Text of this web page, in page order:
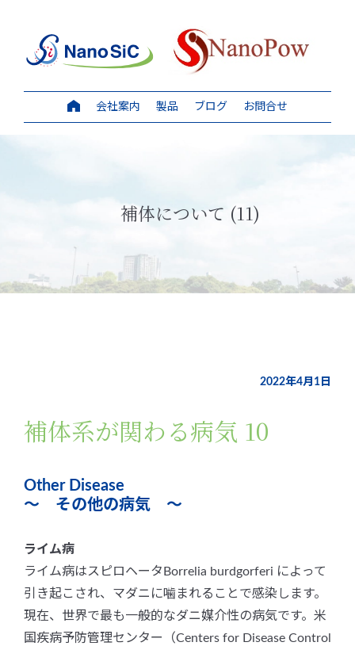
会社案内 製品 ブログ お問合せ
補体について (11)
2022年4月1日
補体系が関わる病気 10
Other Disease
～ その他の病気 ～
ライム病
ライム病はスピロヘータBorrelia burdgorferi によって
引き起こされ、マダニに噛まれることで感染します。
現在、世界で最も一般的なダニ媒介性の病気です。米
国疾病予防管理センター（Centers for Disease Control